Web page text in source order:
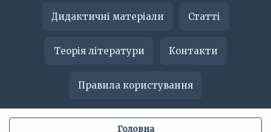
Дидактичні матеріали Статті
Теорія літератури Контакти
Правила користування
Головна